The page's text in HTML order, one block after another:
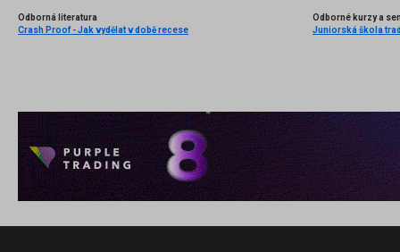
Odborná literatura
Crash Proof - Jak vydělat v době recese
Odborné kurzy a
Juniorská škola